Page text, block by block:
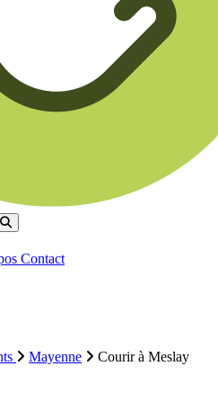
Rechercher
Contact
Mayenne
Courir à Meslay